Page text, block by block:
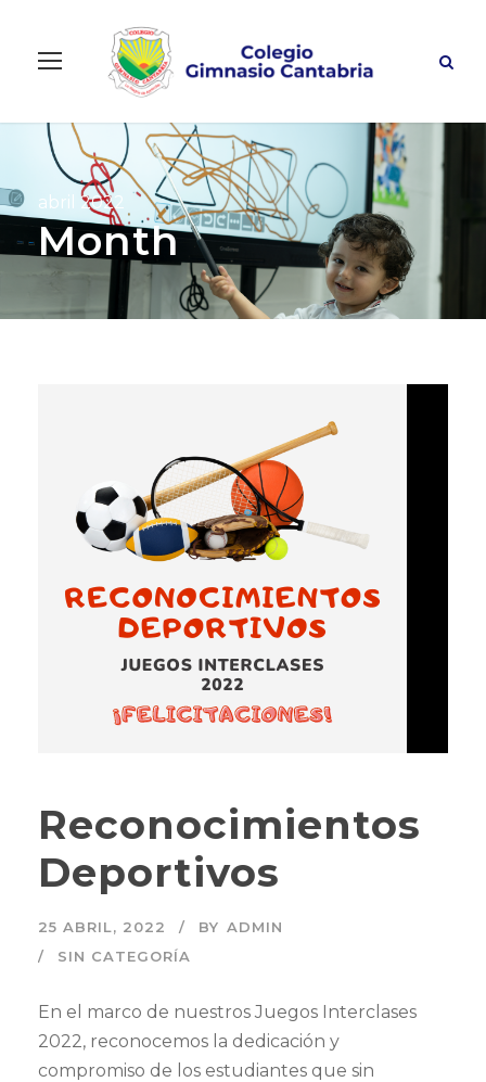
abril 2022
Month
Reconocimientos
Deportivos
25 ABRIL, 2022 BY ADMIN
SIN CATEGORÍA
En el marco de nuestros Juegos Interclases
2022, reconocemos la dedicación y
compromiso de los estudiantes que sin